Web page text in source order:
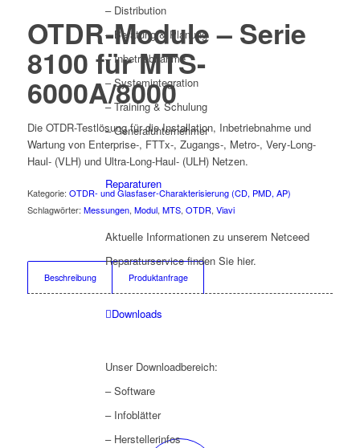
– Distribution
– Beratung & Planung
– Inbetriebnahme
– Systemintegration
– Training & Schulung
– Generalunternehmer
Reparaturen
Aktuelle Informationen zu unserem Netceed
Reparaturservice finden Sie hier.
Downloads
Unser Downloadbereich:
– Software
– Infoblätter
– Herstellerinfos
OTDR-Module – Serie
8100 für MTS-
6000A/8000
Die OTDR-Testlösung für die Installation, Inbetriebnahme und
Wartung von Enterprise-, FTTx-, Zugangs-, Metro-, Very-Long-
Haul- (VLH) und Ultra-Long-Haul- (ULH) Netzen.
Kategorie: OTDR- und Glasfaser-Charakterisierung (CD, PMD, AP)
Schlagwörter: Messungen, Modul, MTS, OTDR, Viavi
Beschreibung Produktanfrage